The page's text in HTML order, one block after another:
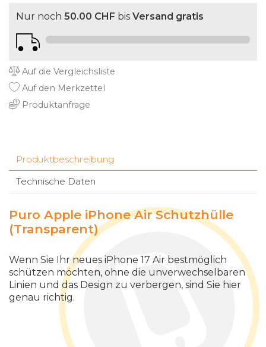
Nur noch 50.00 CHF bis Versand gratis
Auf die Vergleichsliste
Auf den Merkzettel
Produktanfrage
Produktbeschreibung
Technische Daten
Puro Apple iPhone Air Schutzhülle
(Transparent)
Wenn Sie Ihr neues iPhone 17 Air bestmöglich
schützen möchten, ohne die unverwechselbaren
Linien und das Design zu verbergen, sind Sie hier
genau richtig.